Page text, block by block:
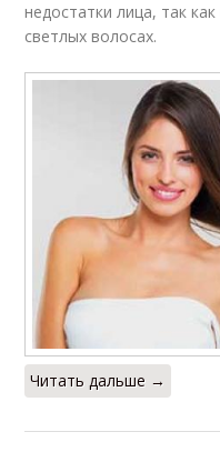
недостатки лица, так
светлых волосах.
Читать дальше →